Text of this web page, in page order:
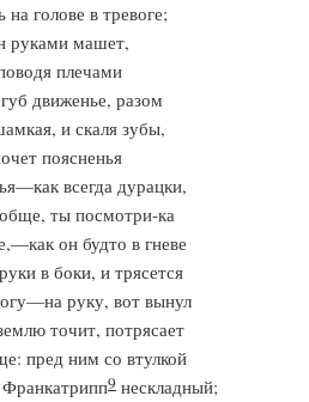
на голове в тревоге;
руками машет,
плечами
движенье, разом
и скаля зубы,
поясненья
всегда дурацки,
ты посмотри-ка
он будто в гневе
в боки, и трясется
руку, вот вынул
точит, потрясает
пред ним со втулкой
9 нескладный;